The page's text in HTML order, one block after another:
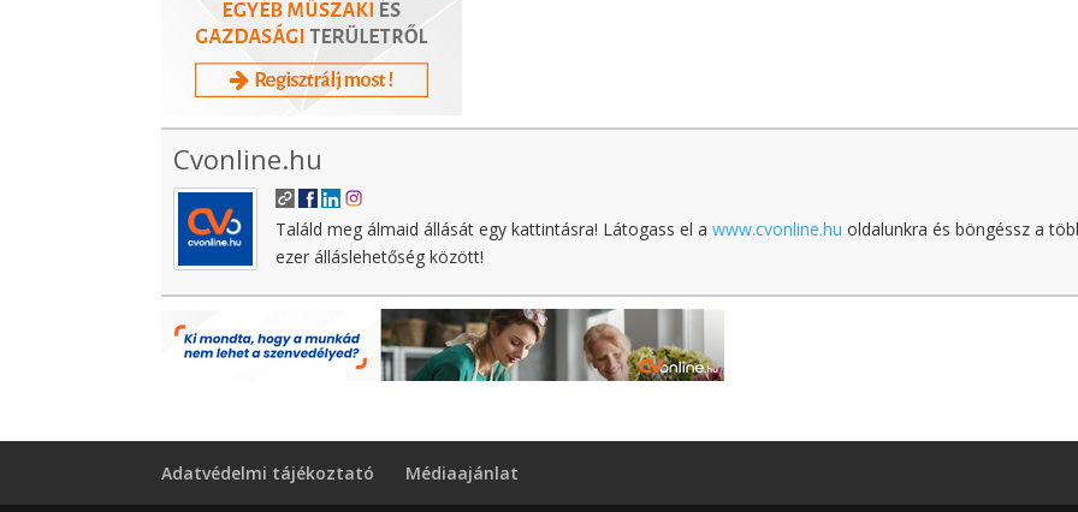
Cvonline.hu
Találd meg álmaid állását egy kattintásra! Látogass el awww.cvonline.hu oldalunkra és böngéssz a
ezer álláslehetőség között!
Adatvédelmi tájékoztató Médiaajánlat